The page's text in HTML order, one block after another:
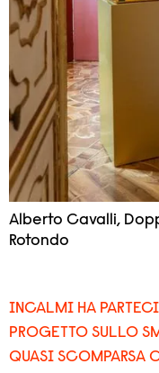
Alberto Cavalli,
Rotondo
INCALMI HA
PROGETTO SULLO
QUASI SCOMPARSA